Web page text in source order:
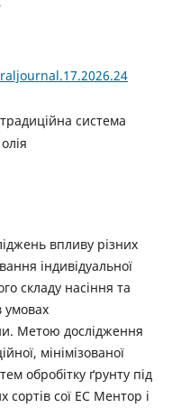
система
впливу різних
індивідуальної
складу насіння та
умовах
Метою дослідження
мінімізованої
обробітку ґрунту під
сої ЕС Ментор і